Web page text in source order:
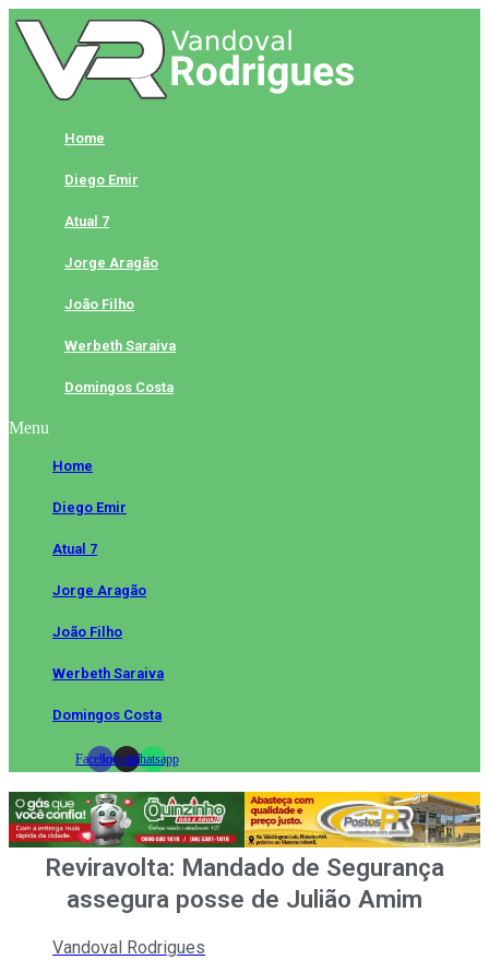
Skip
to
content
Home
Diego Emir
Atual 7
Jorge Aragão
João Filho
Werbeth Saraiva
Domingos Costa
Menu
Home
Diego Emir
Atual 7
Jorge Aragão
João Filho
Werbeth Saraiva
Domingos Costa
FacebookInstagramWhatsapp
Reviravolta: Mandado de Segurança
assegura posse de Julião Amim
Vandoval Rodrigues